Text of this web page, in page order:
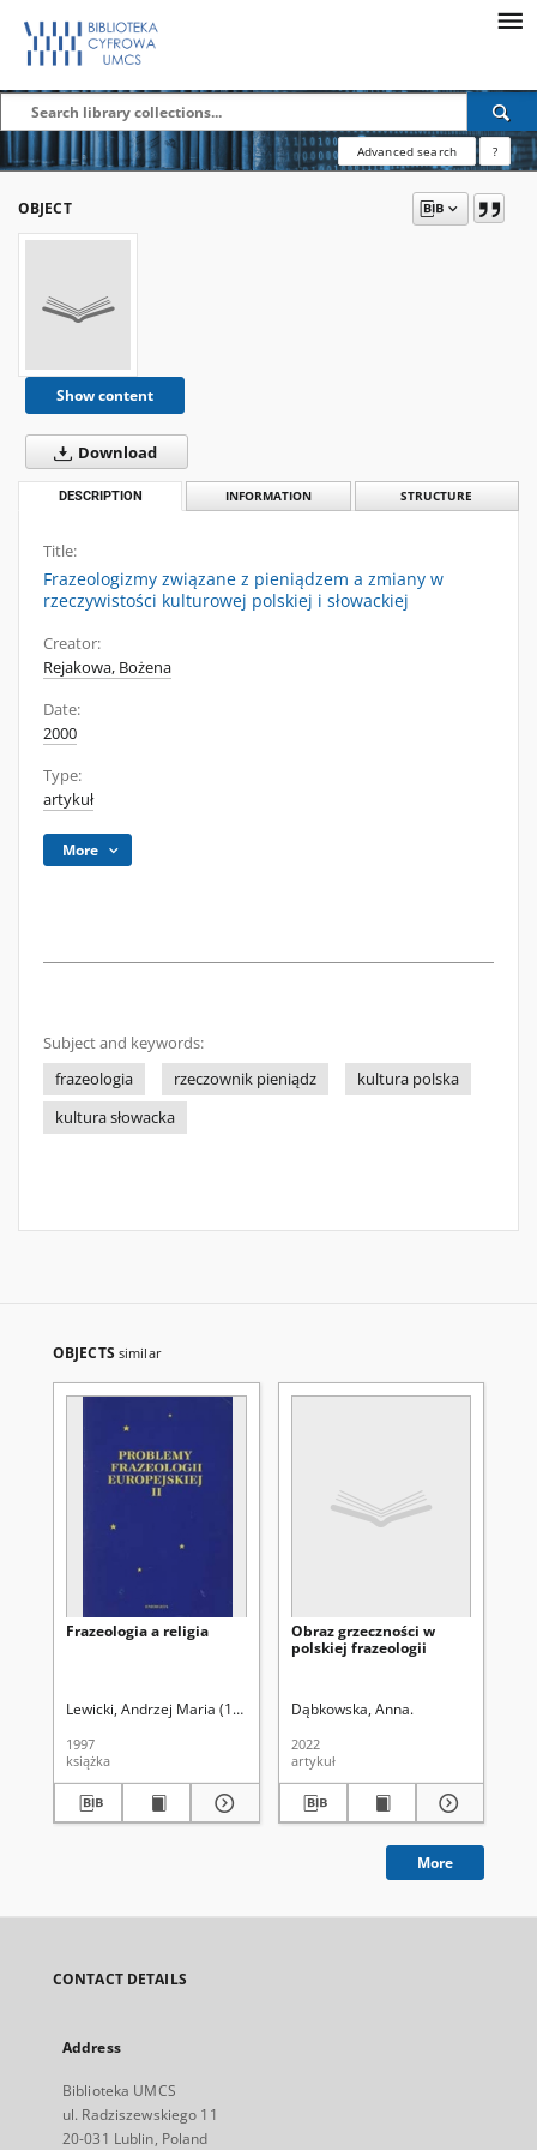
Advanced search ?
OBJECT
Show content
Download
DESCRIPTION INFORMATION STRUCTURE
Title:
Frazeologizmy związane z pieniądzem a zmiany w
rzeczywistości kulturowej polskiej i słowackiej
Creator:
Rejakowa, Bożena
Date:
2000
Type:
artykuł
More
Subject and keywords:
frazeologia
rzeczownik pieniądz
kultura polska
kultura słowacka
OBJECTS similar
Frazeologia a religia
Lewicki, Andrzej Maria (1934-). Red. Chlebda, Wojciech. Red.
1997
książka
Obraz grzeczności w
polskiej frazeologii
Dąbkowska, Anna.
2022
artykuł
More
CONTACT DETAILS
Address
Biblioteka UMCS
ul. Radziszewskiego 11
20-031 Lublin, Poland